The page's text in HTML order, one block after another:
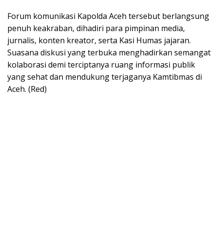
Forum komunikasi Kapolda Aceh tersebut berlangsung
penuh keakraban, dihadiri para pimpinan media,
jurnalis, konten kreator, serta Kasi Humas jajaran.
Suasana diskusi yang terbuka menghadirkan semangat
kolaborasi demi terciptanya ruang informasi publik
yang sehat dan mendukung terjaganya Kamtibmas di
Aceh. (Red)